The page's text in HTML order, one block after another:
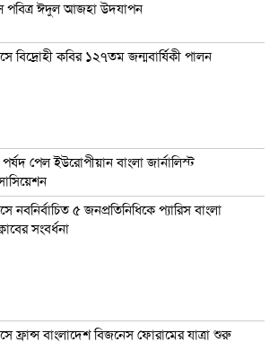
পবিত্র ঈদুল আজহা উদযাপন
বিদ্রোহী কবির ১২৭তম জন্মবার্ষিকী পালন
পেল ইউরোপীয়ান বাংলা জার্নালিস্ট
নবনির্বাচিত ৫ জনপ্রতিনিধিকে প্যারিস বাংলা
সংবর্ধনা
ফ্রান্স বাংলাদেশ বিজনেস ফোরামের যাত্রা শুরু